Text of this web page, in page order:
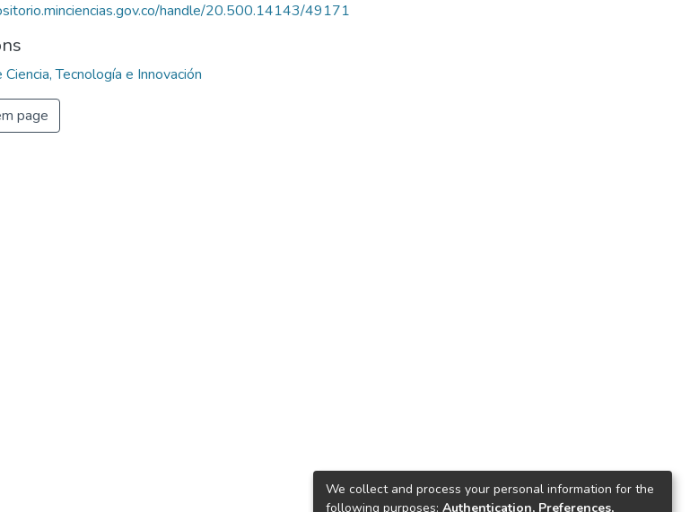
handle/20.500.14143/49171
Tecnología e Innovación
page
We collect and process your personal information for the
following purposes: Authentication, Preferences,